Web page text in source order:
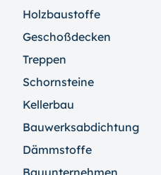
Holzbaustoffe
Geschoßdecken
Treppen
Schornsteine
Kellerbau
Bauwerksabdichtung
Dämmstoffe